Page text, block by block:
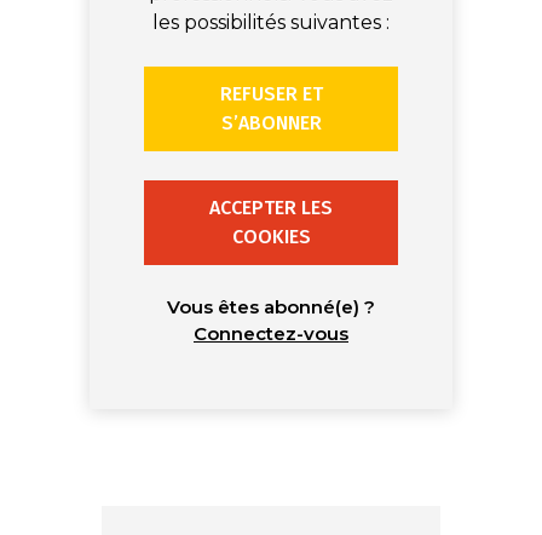
les possibilités suivantes :
REFUSER ET
S’ABONNER
ACCEPTER LES
COOKIES
Vous êtes abonné(e) ?
Connectez-vous